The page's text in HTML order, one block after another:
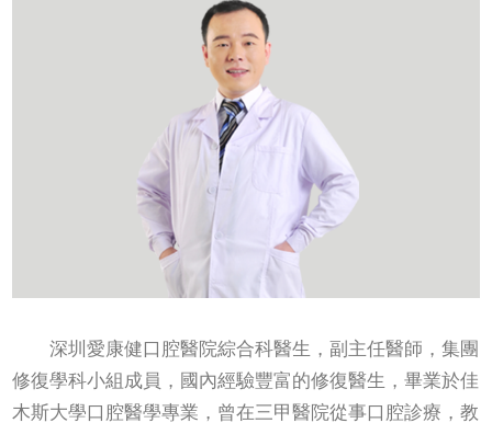
深圳愛康健口腔醫院綜合科醫生，副主任醫師，集團
修復學科小組成員，國內經驗豐富的修復醫生，畢業於佳
木斯大學口腔醫學專業，曾在三甲醫院從事口腔診療，教